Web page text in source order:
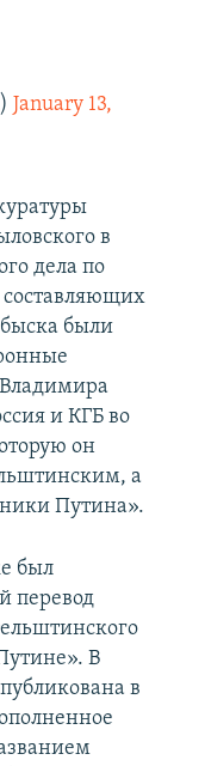
January 13,
в
дела по
составляющих
были
и КГБ во
он
а
Путина».
был
перевод
В
в